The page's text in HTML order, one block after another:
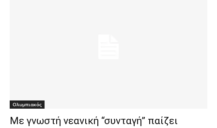
Ολυμπιακός
Με γνωστή νεανική “συνταγή” παίζει